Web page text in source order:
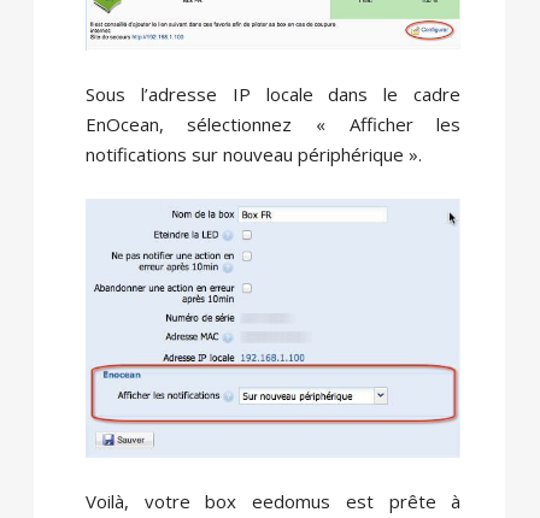
Sous l’adresse IP locale dans le cadre
EnOcean, sélectionnez « Afficher les
notifications sur nouveau périphérique ».
Voilà, votre box eedomus est prête à